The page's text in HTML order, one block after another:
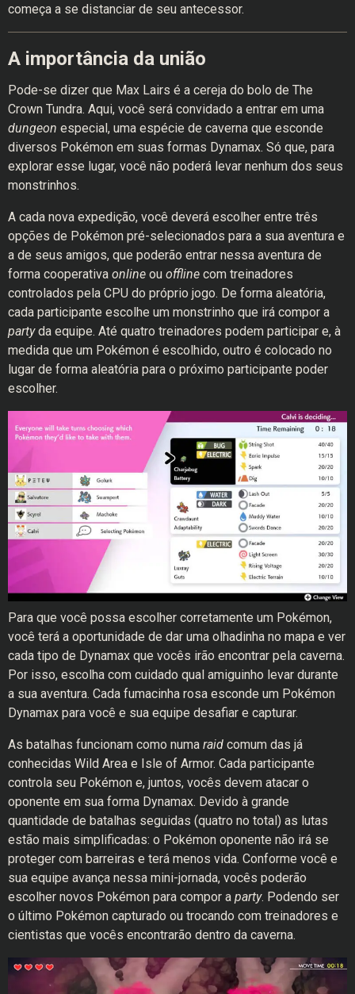
começa a se distanciar de seu antecessor.
A importância da união
Pode-se dizer que Max Lairs é a cereja do bolo de The
Crown Tundra. Aqui, você será convidado a entrar em uma
dungeon especial, uma espécie de caverna que esconde
diversos Pokémon em suas formas Dynamax. Só que, para
explorar esse lugar, você não poderá levar nenhum dos seus
monstrinhos.
A cada nova expedição, você deverá escolher entre três
opções de Pokémon pré-selecionados para a sua aventura e
a de seus amigos, que poderão entrar nessa aventura de
forma cooperativa online ou offline com treinadores
controlados pela CPU do próprio jogo. De forma aleatória,
cada participante escolhe um monstrinho que irá compor a
partyda equipe. Até quatro treinadores podem participar e, à
medida que um Pokémon é escolhido, outro é colocado no
lugar de forma aleatória para o próximo participante poder
escolher.
Para que você possa escolher corretamente um Pokémon,
você terá a oportunidade de dar uma olhadinha no mapa e ver
cada tipo de Dynamax que vocês irão encontrar pela caverna.
Por isso, escolha com cuidado qual amiguinho levar durante
a sua aventura. Cada fumacinha rosa esconde um Pokémon
Dynamax para você e sua equipe desafiar e capturar.
As batalhas funcionam como numa raid comum das já
conhecidas Wild Area e Isle of Armor. Cada participante
controla seu Pokémon e, juntos, vocês devem atacar o
oponente em sua forma Dynamax. Devido à grande
quantidade de batalhas seguidas (quatro no total) as lutas
estão mais simplificadas: o Pokémon oponente não irá se
proteger com barreiras e terá menos vida. Conforme você e
sua equipe avança nessa mini-jornada, vocês poderão
escolher novos Pokémon para compor a party. Podendo ser
o último Pokémon capturado ou trocando com treinadores e
cientistas que vocês encontrarão dentro da caverna.